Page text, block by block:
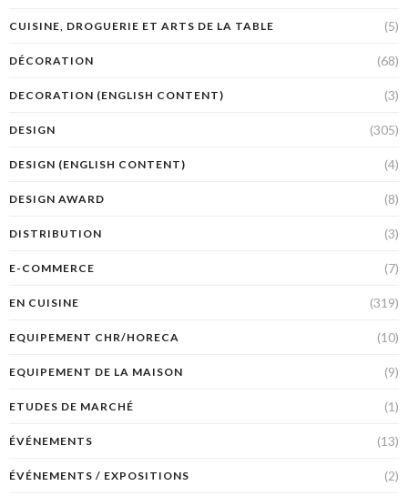
CUISINE, DROGUERIE ET ARTS DE LA TABLE (5)
DÉCORATION (68)
DECORATION (ENGLISH CONTENT) (3)
DESIGN (305)
DESIGN (ENGLISH CONTENT) (4)
DESIGN AWARD (8)
DISTRIBUTION (3)
E-COMMERCE (7)
EN CUISINE (319)
EQUIPEMENT CHR/HORECA (10)
EQUIPEMENT DE LA MAISON (9)
ETUDES DE MARCHÉ (1)
ÉVÉNEMENTS (13)
ÉVÉNEMENTS / EXPOSITIONS (2)